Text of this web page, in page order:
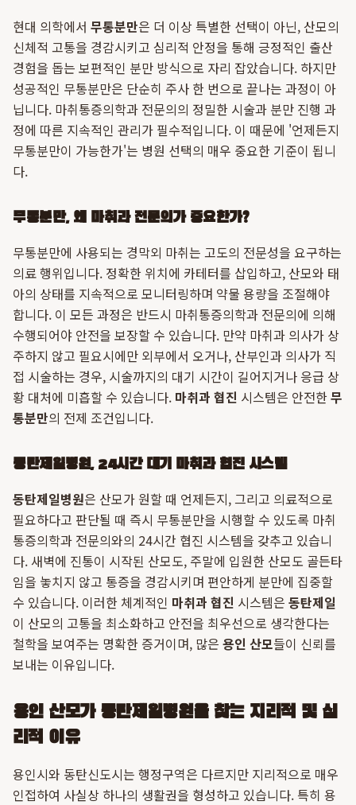
현대 의학에서 무통분만은 더 이상 특별한 선택이 아닌, 산모의
신체적 고통을 경감시키고 심리적 안정을 통해 긍정적인 출산
경험을 돕는 보편적인 분만 방식으로 자리 잡았습니다. 하지만
성공적인 무통분만은 단순히 주사 한 번으로 끝나는 과정이 아
닙니다. 마취통증의학과 전문의의 정밀한 시술과 분만 진행 과
정에 따른 지속적인 관리가 필수적입니다. 이 때문에 '언제든지
무통분만이 가능한가'는 병원 선택의 매우 중요한 기준이 됩니
다.
무통분만, 왜 마취과 전문의가 중요한가?
무통분만에 사용되는 경막외 마취는 고도의 전문성을 요구하는
의료 행위입니다. 정확한 위치에 카테터를 삽입하고, 산모와 태
아의 상태를 지속적으로 모니터링하며 약물 용량을 조절해야
합니다. 이 모든 과정은 반드시 마취통증의학과 전문의에 의해
수행되어야 안전을 보장할 수 있습니다. 만약 마취과 의사가 상
주하지 않고 필요시에만 외부에서 오거나, 산부인과 의사가 직
접 시술하는 경우, 시술까지의 대기 시간이 길어지거나 응급 상
황 대처에 미흡할 수 있습니다. 마취과 협진 시스템은 안전한무
통분만의 전제 조건입니다.
동탄제일병원, 24시간 대기 마취과 협진 시스템
동탄제일병원은 산모가 원할 때 언제든지, 그리고 의료적으로
필요하다고 판단될 때 즉시 무통분만을 시행할 수 있도록 마취
통증의학과 전문의와의 24시간 협진 시스템을 갖추고 있습니
다. 새벽에 진통이 시작된 산모도, 주말에 입원한 산모도 골든타
임을 놓치지 않고 통증을 경감시키며 편안하게 분만에 집중할
수 있습니다. 이러한 체계적인 마취과 협진 시스템은 동탄제일
이 산모의 고통을 최소화하고 안전을 최우선으로 생각한다는
철학을 보여주는 명확한 증거이며, 많은 용인 산모들이 신뢰를
보내는 이유입니다.
용인 산모가 동탄제일병원을 찾는 지리적 및 심
리적 이유
용인시와 동탄신도시는 행정구역은 다르지만 지리적으로 매우
인접하여 사실상 하나의 생활권을 형성하고 있습니다. 특히 용